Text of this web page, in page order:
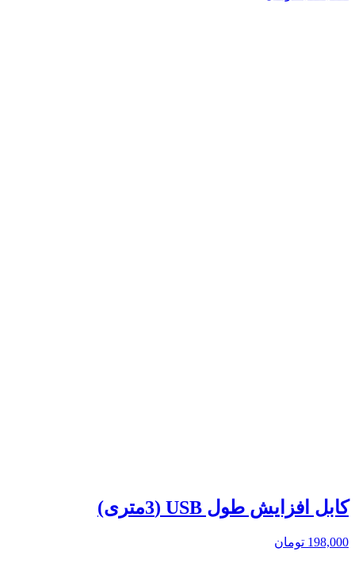
کابل افزایش طول USB (3متری)
198,000 تومان